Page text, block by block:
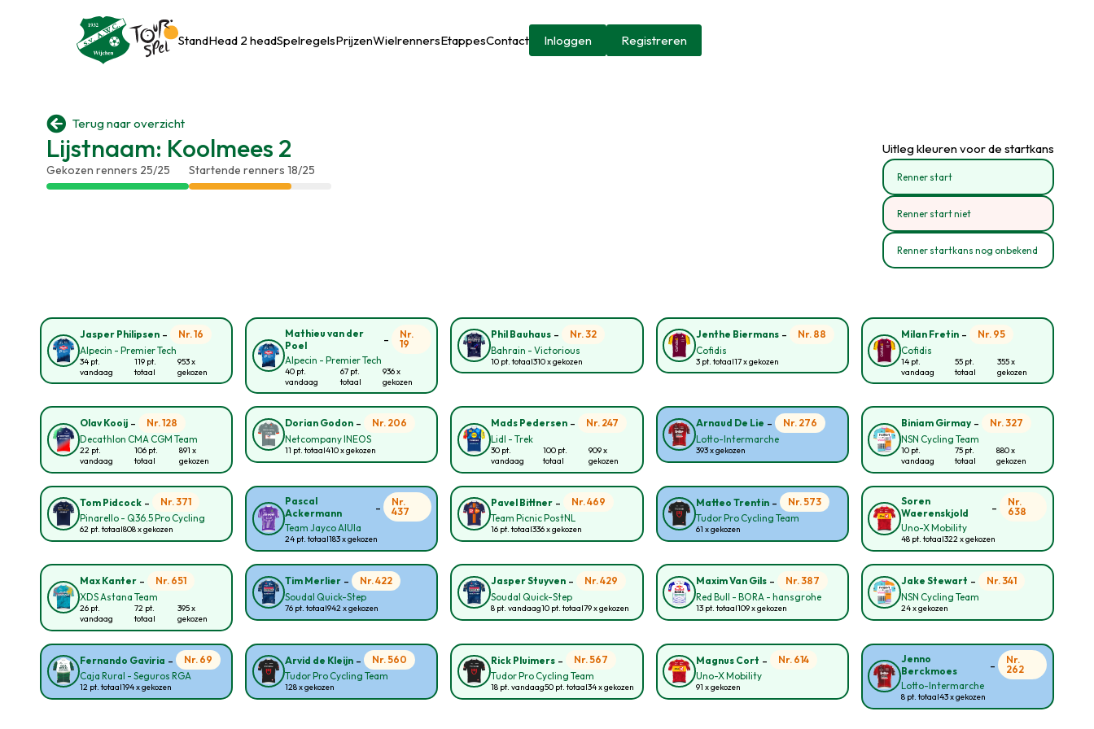
StandHead 2 headSpelregelsPrijzenWielrennersEtappesContact Inloggen Registreren
 Terug naar overzicht
Lijstnaam: Koolmees 2
Gekozen renners 25/25 Startende renners 18/25
Uitleg kleuren voor de startkans
Renner start
Renner start niet
Renner startkans nog onbekend
Jasper Philipsen -
Nr. 16
Alpecin - Premier Tech
34 pt.
vandaag
119 pt.
totaal
953 x
gekozen
Mathieu van der
Poel
-
Nr.
19
Alpecin - Premier Tech
40 pt.
vandaag
67 pt.
totaal
936 x
gekozen
Phil Bauhaus-
Nr. 32
Bahrain - Victorious
10 pt. totaal310 x gekozen
Jenthe Biermans-
Nr. 88
Cofidis
3 pt. totaal17 x gekozen
Milan Fretin-
Nr. 95
Cofidis
14 pt.
vandaag
55 pt.
totaal
355 x
gekozen
Olav Kooij -
Nr. 128
Decathlon CMA CGM Team
22 pt.
vandaag
106 pt.
totaal
891 x
gekozen
Dorian Godon -
Nr. 206
Netcompany INEOS
11 pt. totaal410 x gekozen
Mads Pedersen-
Nr. 247
Lidl - Trek
30 pt.
vandaag
100 pt.
totaal
909 x
gekozen
Arnaud De Lie -
Nr. 276
Lotto-Intermarche
393 x gekozen
Biniam Girmay-
Nr. 327
NSN Cycling Team
10 pt.
vandaag
75 pt.
totaal
880 x
gekozen
Tom Pidcock -
Nr. 371
Pinarello - Q36.5 Pro Cycling
62 pt. totaal808 x gekozen
Pascal
Ackermann
-
Nr.
437
Team Jayco AlUla
24 pt. totaal183 x gekozen
Pavel Bittner-
Nr. 469
Team Picnic PostNL
16 pt. totaal336 x gekozen
Matteo Trentin-
Nr. 573
Tudor Pro Cycling Team
61 x gekozen
Soren
Waerenskjold
-
Nr.
638
Uno-X Mobility
48 pt. totaal322 x gekozen
Max Kanter -
Nr. 651
XDS Astana Team
26 pt.
vandaag
72 pt.
totaal
395 x
gekozen
Tim Merlier -
Nr. 422
Soudal Quick-Step
76 pt. totaal942 x gekozen
Jasper Stuyven-
Nr. 429
Soudal Quick-Step
8 pt. vandaag10 pt. totaal79 x gekozen
Maxim Van Gils-
Nr. 387
Red Bull - BORA - hansgrohe
13 pt. totaal109 x gekozen
Jake Stewart -
Nr. 341
NSN Cycling Team
24 x gekozen
Fernando Gaviria -
Nr. 69
Caja Rural - Seguros RGA
12 pt. totaal194 x gekozen
Arvid de Kleijn -
Nr. 560
Tudor Pro Cycling Team
128 x gekozen
Rick Pluimers-
Nr. 567
Tudor Pro Cycling Team
18 pt. vandaag50 pt. totaal34 x gekozen
Magnus Cort -
Nr. 614
Uno-X Mobility
91 x gekozen
Jenno
Berckmoes
-
Nr.
262
Lotto-Intermarche
8 pt. totaal43 x gekozen